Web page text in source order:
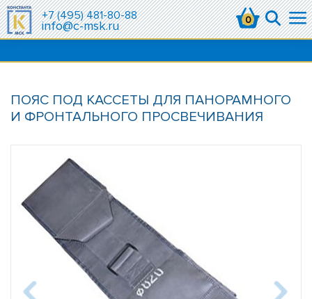
0
+7 (495) 481-80-88
info@c-msk.ru
ПОЯС ПОД КАССЕТЫ ДЛЯ ПАНОРАМНОГО
И ФРОНТАЛЬНОГО ПРОСВЕЧИВАНИЯ